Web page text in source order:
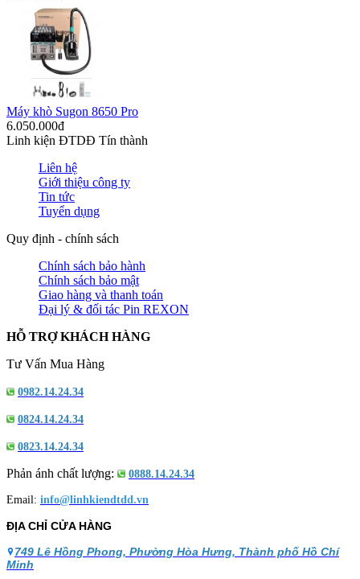
Máy khò Sugon 8650 Pro
6.050.000đ
Linh kiện ĐTDĐ Tín thành
Liên hệ
Giới thiệu công ty
Tin tức
Tuyển dụng
Quy định - chính sách
Chính sách bảo hành
Chính sách bảo mật
Giao hàng và thanh toán
Đại lý & đối tác Pin REXON
HỖ TRỢ KHÁCH HÀNG
Tư Vấn Mua Hàng
0982.14.24.34
0824.14.24.34
0823.14.24.34
Phản ánh chất lượng: 0888.14.24.34
Email: info@linhkiendtdd.vn
ĐỊA CHỈ CỬA HÀNG
749 Lê Hồng Phong, Phường Hòa Hưng, Thành phố Hồ Chí
Minh